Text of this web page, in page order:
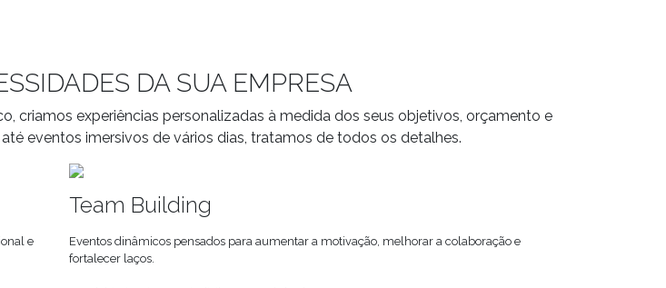
DA SUA EMPRESA
criamos experiências personalizadas à medida dos seus objetivos, orçamento e
eventos imersivos de vários dias, tratamos de todos os detalhes.
e
Team Building
Eventos dinâmicos pensados para aumentar a motivação, melhorar a colaboração e
fortalecer laços.